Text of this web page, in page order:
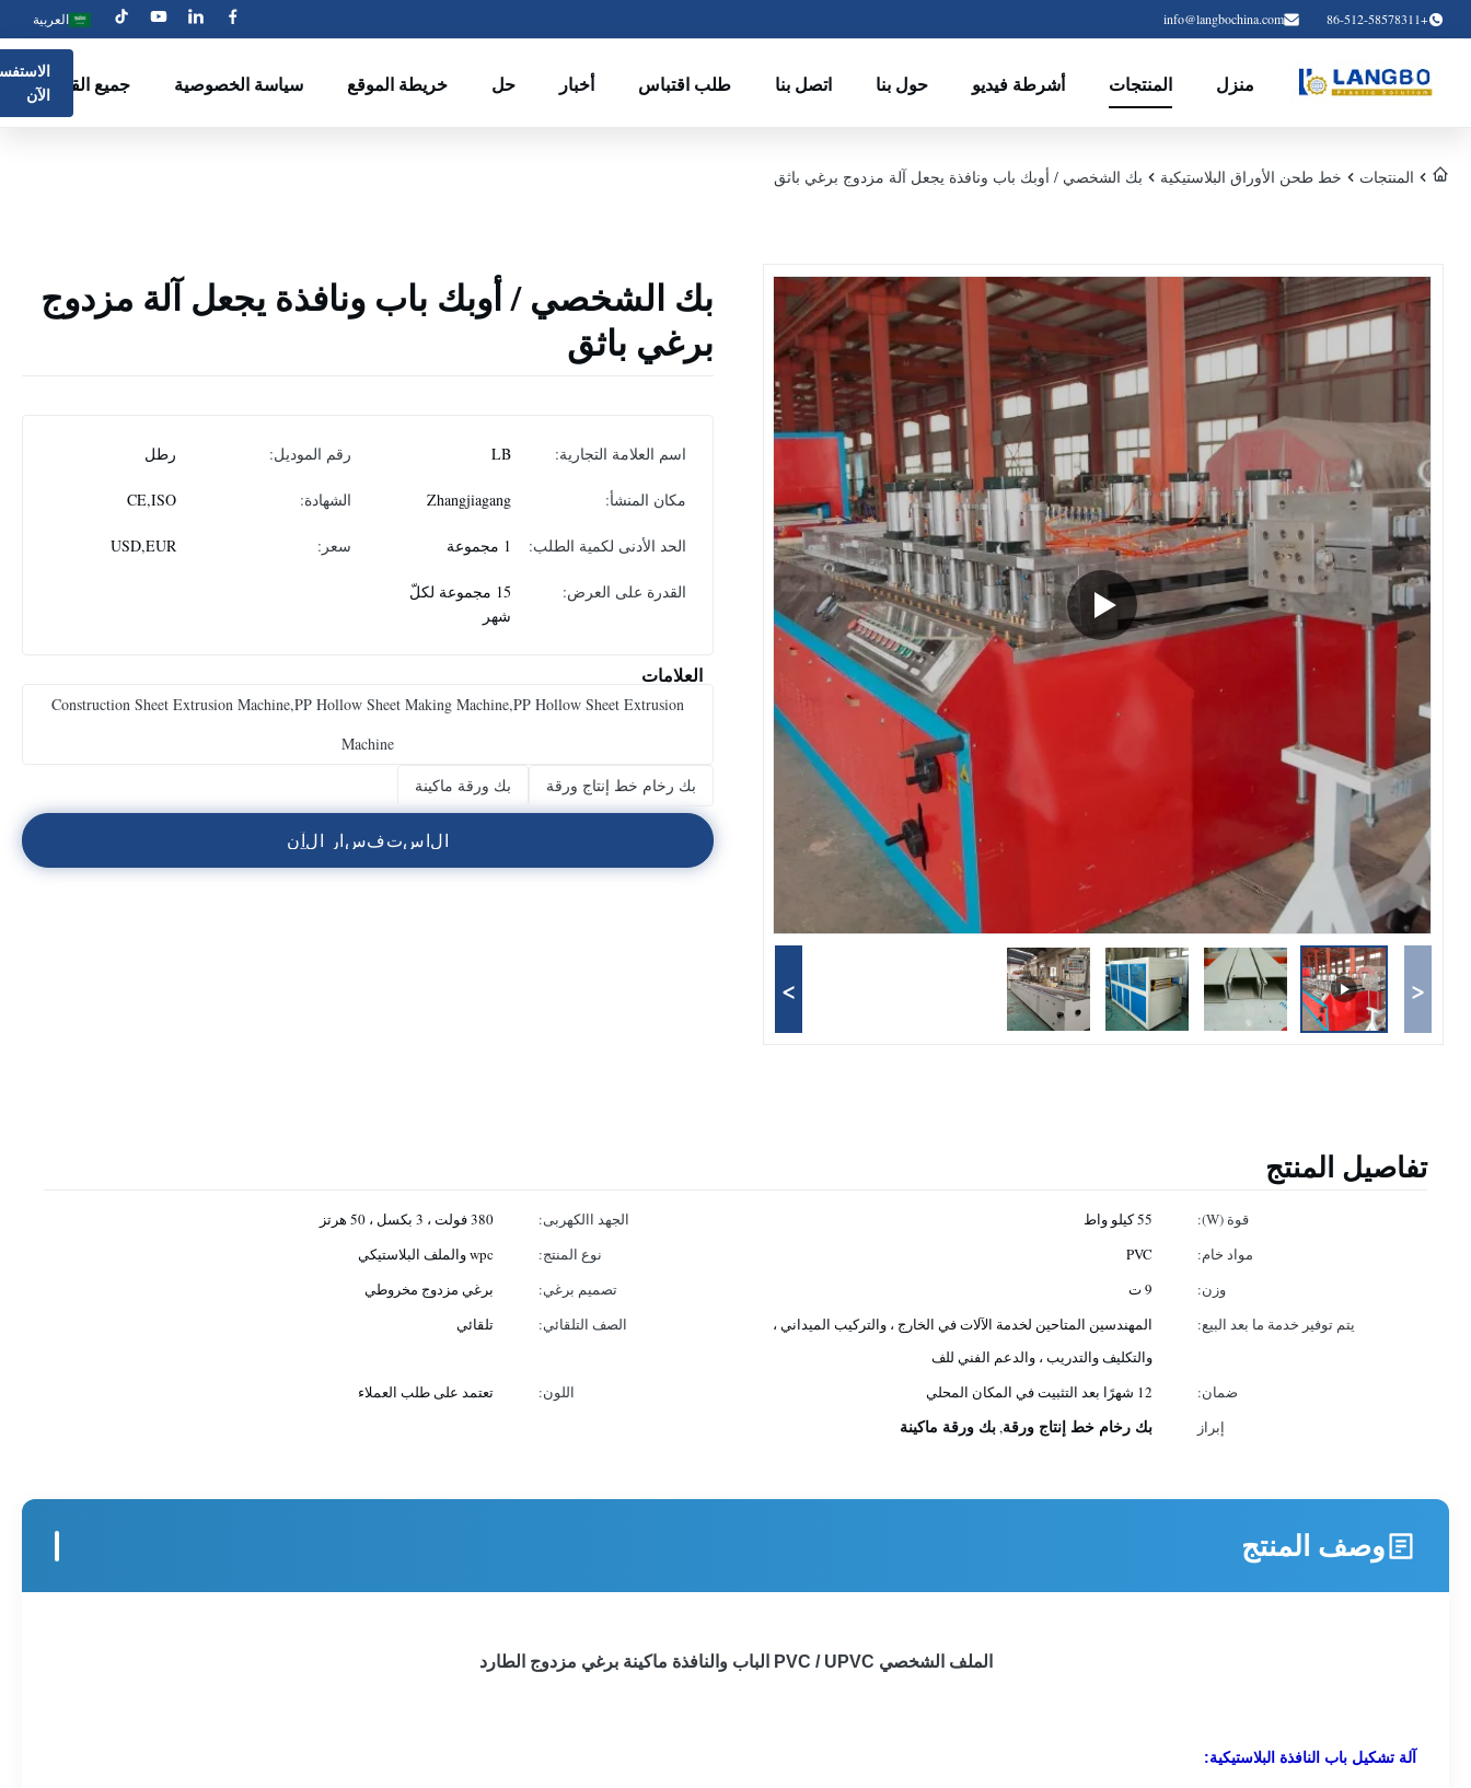
+86-512-58578311
info@langbochina.com العربية
منزل المنتجات أشرطة فيديو حول بنا اتصل بنا طلب اقتباس أخبار حل خريطة الموقع سياسة الخصوصية جميع القضاياالآن
المنتجات خط طحن الأوراق البلاستيكية بك الشخصي / أوبك باب ونافذة يجعل آلة مزدوج برغي باثق
<
>
بك الشخصي / أوبك باب ونافذة يجعل آلة مزدوج
برغي باثق
اسم العلامة التجارية: LB رقم الموديل: رطل
مكان المنشأ: Zhangjiagang الشهادة: CE,ISO
الحد الأدنى لكمية الطلب: 1 مجموعة سعر: USD,EUR
القدرة على العرض:
15 مجموعة لكلّ
شهر
العلامات
Construction Sheet Extrusion Machine,PP Hollow Sheet Making Machine,PP Hollow Sheet Extrusion
Machine
بك رخام خط إنتاج ورقة
بك ورقة ماكينة
الاستفسار الآن
تفاصيل المنتج
قوة (W): 55 كيلو واط الجهد االكهربى:
380 فولت ، 3 بكسل ، 50 هرتز
مواد خام:
PVC نوع المنتج:
wpc والملف البلاستيكي
وزن:
9 ت تصميم برغي:
برغي مزدوج مخروطي
يتم توفير خدمة ما بعد البيع:
المهندسين المتاحين لخدمة الآلات في الخارج ، والتركيب الميداني ،
والتكليف والتدريب ، والدعم الفني للف
الصف التلقائي: تلقائي
ضمان: 12 شهرًا بعد التثبيت في المكان المحلي اللون:
تعتمد على طلب العملاء
إبراز
بك رخام خط إنتاج ورقة,بك ورقة ماكينة
وصف المنتج
الملف الشخصي PVC / UPVC الباب والنافذة ماكينة برغي مزدوج الطارد
آلة تشكيل باب النافذة البلاستيكية: